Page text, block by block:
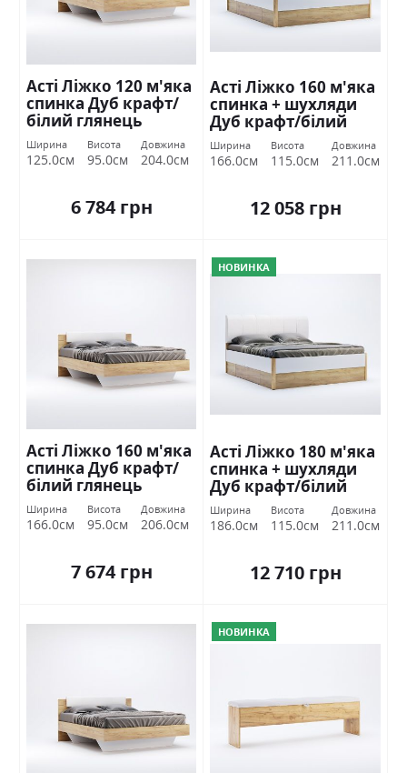
Асті Ліжко 120 м'яка
спинка Дуб крафт/
білий глянець
Міромарк
Ширина
125.0см
Висота
95.0см
Довжина
204.0см
6 784 грн
Асті Ліжко 160 м'яка
спинка + шухляди
Дуб крафт/білий
глянець Міромарк
Ширина
166.0см
Висота
115.0см
Довжина
211.0см
12 058 грн
Асті Ліжко 160 м'яка
спинка Дуб крафт/
білий глянець
Міромарк
Ширина
166.0см
Висота
95.0см
Довжина
206.0см
7 674 грн
НОВИНКА
Асті Ліжко 180 м'яка
спинка + шухляди
Дуб крафт/білий
глянець Міромарк
Ширина
186.0см
Висота
115.0см
Довжина
211.0см
12 710 грн
НОВИНКА